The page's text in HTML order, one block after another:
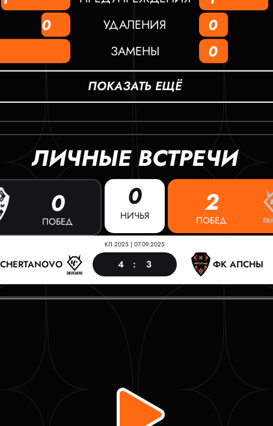
0
УДАЛЕНИЯ 0
ЗАМЕНЫ 0
ПОКАЗАТЬ ЕЩЁ
ЛИЧНЫЕ ВСТРЕЧИ
0
ПОБЕД
0
НИЧЬЯ 2
ПОБЕД
КЛ 2025 | 07.09.2025
CHERTANOVO 4 : 3 ФК АПСНЫ